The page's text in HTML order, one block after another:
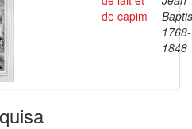
de capim
1768-
1848